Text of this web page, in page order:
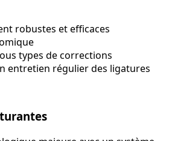
robustes et efficaces
types de corrections
entretien régulier des ligatures